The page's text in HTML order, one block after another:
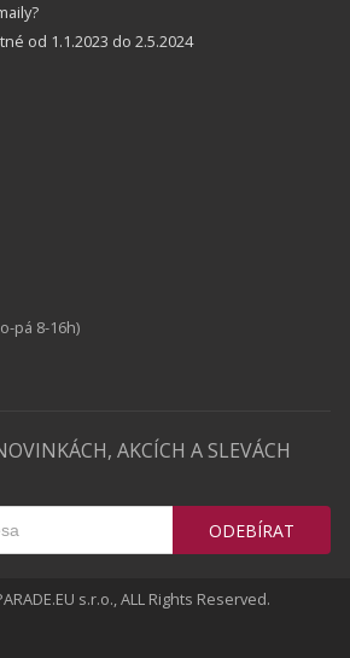
od 1.1.2023 do 2.5.2024
pá 8-16h)
AKCÍCH A SLEVÁCH
ODEBÍRAT
s.r.o., ALL Rights Reserved.